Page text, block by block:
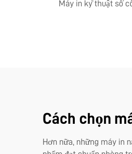
Máy in kỹ thuật số
Cách chọn
Hơn nữa, những máy in